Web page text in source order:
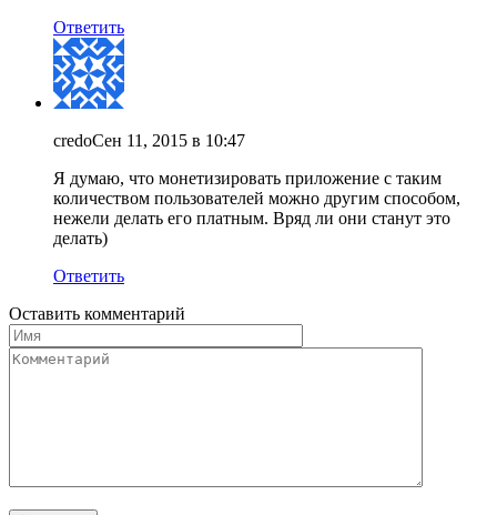
Ответить
credoСен 11, 2015 в 10:47
Я думаю, что монетизировать приложение с таким
количеством пользователей можно другим способом,
нежели делать его платным. Вряд ли они станут это
делать)
Ответить
Оставить комментарий